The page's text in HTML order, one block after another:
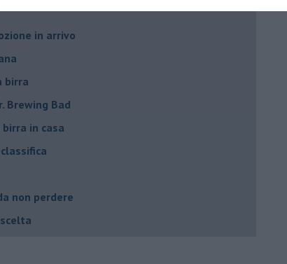
in arrivo
birra
Brewing Bad
in casa
non perdere